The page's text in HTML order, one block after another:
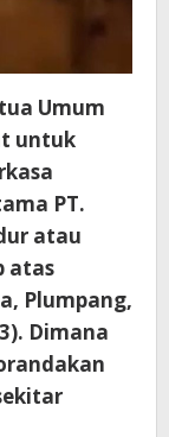
Umum
untuk
PT.
atau
atas
Plumpang,
Dimana